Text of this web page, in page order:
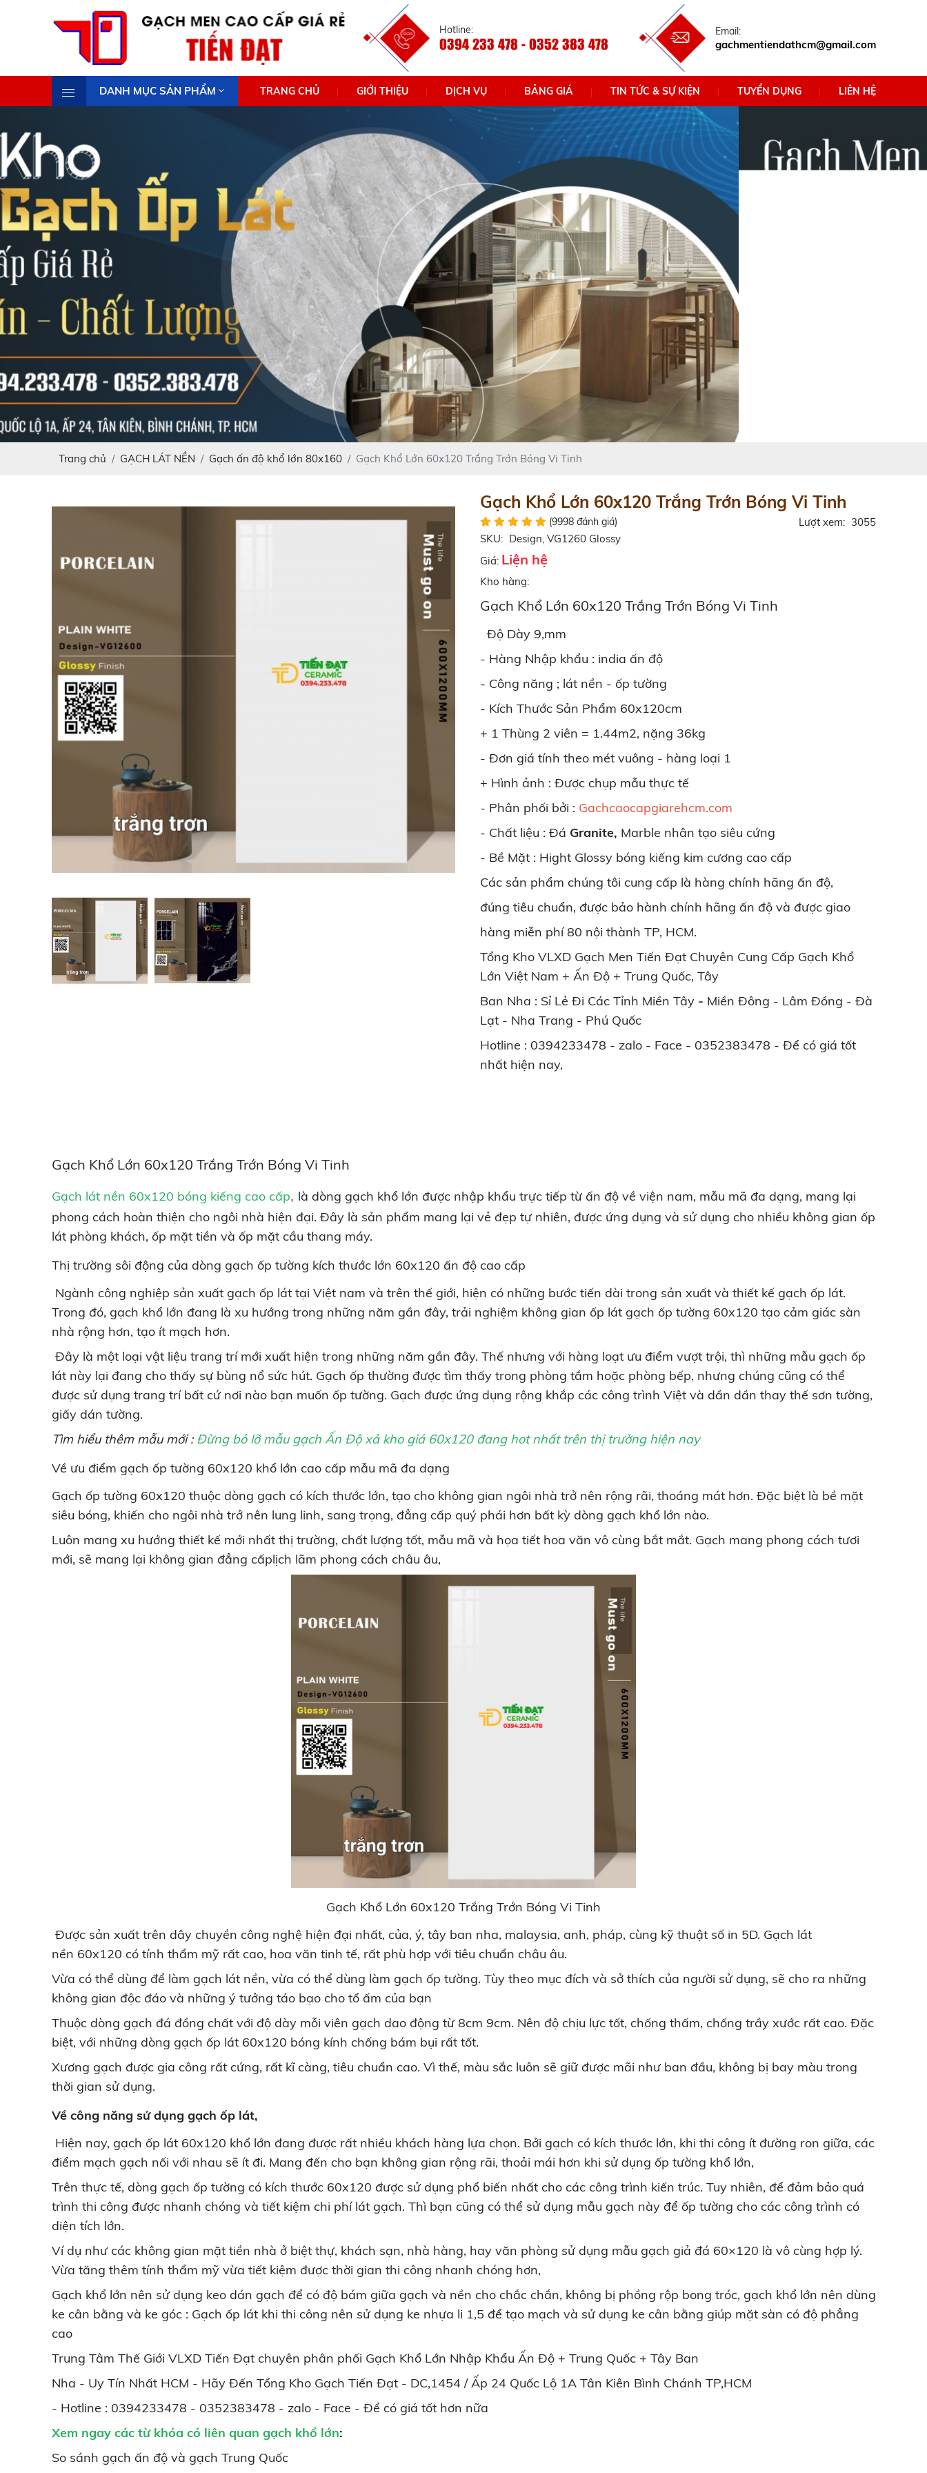
Hotline:
0394 233 478 - 0352 383 478
Email:
gachmentiendathcm@gmail.com
DANH MỤC SẢN PHẨM TRANG CHỦ GIỚI THIỆU DỊCH VỤ BẢNG GIÁ TIN TỨC & SỰ KIỆN TUYỂN DỤNG LIÊN HỆ
Trang chủ GẠCH LÁT NỀN Gạch ấn độ khổ lớn 80x160 Gạch Khổ Lớn 60x120 Trắng Trớn Bóng Vi Tinh
Gạch Khổ Lớn 60x120 Trắng Trớn Bóng Vi Tinh
(9998 đánh giá) Lượt xem: 3055
SKU: Design, VG1260 Glossy
Giá: Liện hệ
Kho hàng:
Gạch Khổ Lớn 60x120 Trắng Trớn Bóng Vi Tinh
Độ Dày 9,mm
- Hàng Nhập khẩu : india ấn độ
- Công năng ; lát nền - ốp tường
- Kích Thước Sản Phẩm 60x120cm
+ 1 Thùng 2 viên = 1.44m2, nặng 36kg
- Đơn giá tính theo mét vuông - hàng loại 1
+ Hình ảnh : Được chụp mẫu thực tế
- Phân phối bởi : Gachcaocapgiarehcm.com
- Chất liệu : Đá Granite, Marble nhân tạo siêu cứng
- Bề Mặt : Hight Glossy bóng kiếng kim cương cao cấp
Các sản phẩm chúng tôi cung cấp là hàng chính hãng ấn độ,
đúng tiêu chuẩn, được bảo hành chính hãng ấn độ và được giao
hàng miễn phí 80 nội thành TP, HCM.
Tổng Kho VLXD Gạch Men Tiến Đạt Chuyên Cung Cấp Gạch Khổ
Lớn Việt Nam + Ấn Độ + Trung Quốc, Tây
Ban Nha : Sỉ Lẻ Đi Các Tỉnh Miền Tây - Miền Đông - Lâm Đồng - Đà
Lạt - Nha Trang - Phú Quốc
Hotline : 0394233478 - zalo - Face - 0352383478 - Để có giá tốt
nhất hiện nay,
Gạch Khổ Lớn 60x120 Trắng Trớn Bóng Vi Tinh
Gạch lát nền 60x120 bóng kiếng cao cấp, là dòng gạch khổ lớn được nhập khẩu trực tiếp từ ấn độ về viện nam, mẫu mã đa dạng, mang lại
phong cách hoàn thiện cho ngôi nhà hiện đại. Đây là sản phẩm mang lại vẻ đẹp tự nhiên, được ứng dụng và sử dụng cho nhiều không gian ốp
lát phòng khách, ốp mặt tiền và ốp mặt cầu thang máy.
Thị trường sôi động của dòng gạch ốp tường kích thước lớn 60x120 ấn độ cao cấp
Ngành công nghiệp sản xuất gạch ốp lát tại Việt nam và trên thế giới, hiện có những bước tiến dài trong sản xuất và thiết kế gạch ốp lát.
Trong đó, gạch khổ lớn đang là xu hướng trong những năm gần đây, trải nghiệm không gian ốp lát gạch ốp tường 60x120 tạo cảm giác sàn
nhà rộng hơn, tạo ít mạch hơn.
Đây là một loại vật liệu trang trí mới xuất hiện trong những năm gần đây. Thế nhưng với hàng loạt ưu điểm vượt trội, thì những mẫu gạch ốp
lát này lại đang cho thấy sự bùng nổ sức hút. Gạch ốp thường được tìm thấy trong phòng tắm hoặc phòng bếp, nhưng chúng cũng có thể
được sử dụng trang trí bất cứ nơi nào bạn muốn ốp tường. Gạch được ứng dụng rộng khắp các công trình Việt và dần dần thay thế sơn tường,
giấy dán tường.
Tìm hiểu thêm mẫu mới : Đừng bỏ lỡ mẫu gạch Ấn Độ xả kho giá 60x120 đang hot nhất trên thị trườnghiện nay
Về ưu điểm gạch ốp tường 60x120 khổ lớn cao cấp mẫu mã đa dạng
Gạch ốp tường 60x120 thuộc dòng gạch có kích thước lớn, tạo cho không gian ngôi nhà trở nên rộng rãi, thoáng mát hơn. Đặc biệt là bề mặt
siêu bóng, khiến cho ngôi nhà trở nên lung linh, sang trọng, đẳng cấp quý phái hơn bất kỳ dòng gạch khổ lớn nào.
Luôn mang xu hướng thiết kế mới nhất thị trường, chất lượng tốt, mẫu mã và họa tiết hoa văn vô cùng bắt mắt. Gạch mang phong cách tươi
mới, sẽ mang lại không gian đẳng cấplịch lãm phong cách châu âu,
Gạch Khổ Lớn 60x120 Trắng Trớn Bóng Vi Tinh
Được sản xuất trên dây chuyền công nghệ hiện đại nhất, của, ý, tây ban nha, malaysia, anh, pháp, cùng kỹ thuật số in 5D. Gạch lát
nền 60x120 có tính thẩm mỹ rất cao, hoa văn tinh tế, rất phù hợp với tiêu chuẩn châu âu.
Vừa có thể dùng để làm gạch lát nền, vừa có thể dùng làm gạch ốp tường. Tùy theo mục đích và sở thích của người sử dụng, sẽ cho ra những
không gian độc đáo và những ý tưởng táo bạo cho tổ ấm của bạn
Thuộc dòng gạch đá đồng chất với độ dày mỗi viên gạch dao động từ 8cm 9cm. Nên độ chịu lực tốt, chống thấm, chống trầy xước rất cao. Đặc
biệt, với những dòng gạch ốp lát 60x120 bóng kính chống bám bụi rất tốt.
Xương gạch được gia công rất cứng, rất kĩ càng, tiêu chuẩn cao. Vì thế, màu sắc luôn sẽ giữ được mãi như ban đầu, không bị bay màu trong
thời gian sử dụng.
Về công năng sử dụng gạch ốp lát,
Hiện nay, gạch ốp lát 60x120 khổ lớn đang được rất nhiều khách hàng lựa chọn. Bởi gạch có kích thước lớn, khi thi công ít đường ron giữa, các
điểm mạch gạch nối với nhau sẽ ít đi. Mang đến cho bạn không gian rộng rãi, thoải mái hơn khi sử dụng ốp tường khổ lớn,
Trên thực tế, dòng gạch ốp tường có kích thước 60x120 được sử dụng phổ biến nhất cho các công trình kiến trúc. Tuy nhiên, để đảm bảo quá
trình thi công được nhanh chóng và tiết kiệm chi phí lát gạch. Thì bạn cũng có thể sử dụng mẫu gạch này để ốp tường cho các công trình có
diện tích lớn.
Ví dụ như các không gian mặt tiền nhà ở biệt thự, khách sạn, nhà hàng, hay văn phòng sử dụng mẫu gạch giả đá 60×120 là vô cùng hợp lý.
Vừa tăng thêm tính thẩm mỹ vừa tiết kiệm được thời gian thi công nhanh chóng hơn,
Gạch khổ lớn nên sử dụng keo dán gạch để có độ bám giữa gạch và nền cho chắc chắn, không bị phồng rộp bong tróc, gạch khổ lớn nên dùng
ke cân bằng và ke góc : Gạch ốp lát khi thi công nên sử dụng ke nhựa li 1,5 để tạo mạch và sử dụng ke cân bằng giúp mặt sàn có độ phẳng
cao
Trung Tâm Thế Giới VLXD Tiến Đạt chuyên phân phối Gạch Khổ Lớn Nhập Khẩu Ấn Độ + Trung Quốc + Tây Ban
Nha - Uy Tín Nhất HCM - Hãy Đến Tổng Kho Gạch Tiến Đạt - DC,1454 / Ấp 24 Quốc Lộ 1A Tân Kiên Bình Chánh TP,HCM
- Hotline : 0394233478 - 0352383478 - zalo - Face - Để có giá tốt hơn nữa
Xem ngay các từ khóa có liên quan gạch khổ lớn:
So sánh gạch ấn độ và gạch Trung Quốc